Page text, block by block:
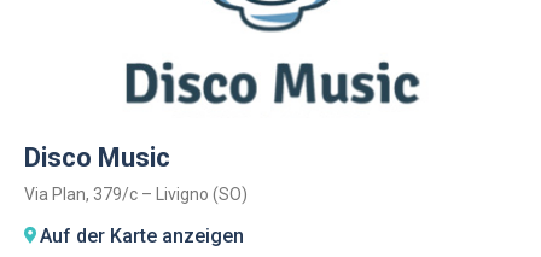
Disco Music
Via Plan, 379/c – Livigno (SO)
Auf der Karte anzeigen